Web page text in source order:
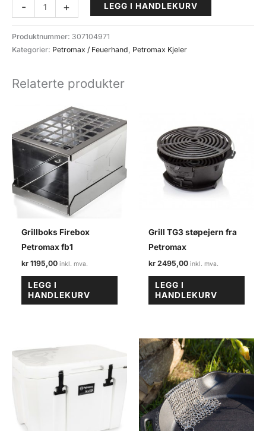
-
transportveske
for
Petromax
og
+ LEGG I HANDLEKURV
Produktnummer: 307104971
Kategorier: Petromax / Feuerhand Petromax Kjeler
Relaterte produkter
Grillboks Firebox
Petromax fb1
kr 1195,00
LEGG I
HANDLEKURV
Grill TG3 støpejern fra
Petromax
kr 2495,00
LEGG I
HANDLEKURV